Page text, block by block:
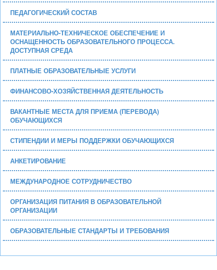
ПЕДАГОГИЧЕСКИЙ СОСТАВ
МАТЕРИАЛЬНО-ТЕХНИЧЕСКОЕ ОБЕСПЕЧЕНИЕ И
ОСНАЩЕННОСТЬ ОБРАЗОВАТЕЛЬНОГО ПРОЦЕССА.
ДОСТУПНАЯ СРЕДА
ПЛАТНЫЕ ОБРАЗОВАТЕЛЬНЫЕ УСЛУГИ
ФИНАНСОВО-ХОЗЯЙСТВЕННАЯ ДЕЯТЕЛЬНОСТЬ
ВАКАНТНЫЕ МЕСТА ДЛЯ ПРИЕМА (ПЕРЕВОДА)
ОБУЧАЮЩИХСЯ
СТИПЕНДИИ И МЕРЫ ПОДДЕРЖКИ ОБУЧАЮЩИХСЯ
АНКЕТИРОВАНИЕ
МЕЖДУНАРОДНОЕ СОТРУДНИЧЕСТВО
ОРГАНИЗАЦИЯ ПИТАНИЯ В ОБРАЗОВАТЕЛЬНОЙ
ОРГАНИЗАЦИИ
ОБРАЗОВАТЕЛЬНЫЕ СТАНДАРТЫ И ТРЕБОВАНИЯ